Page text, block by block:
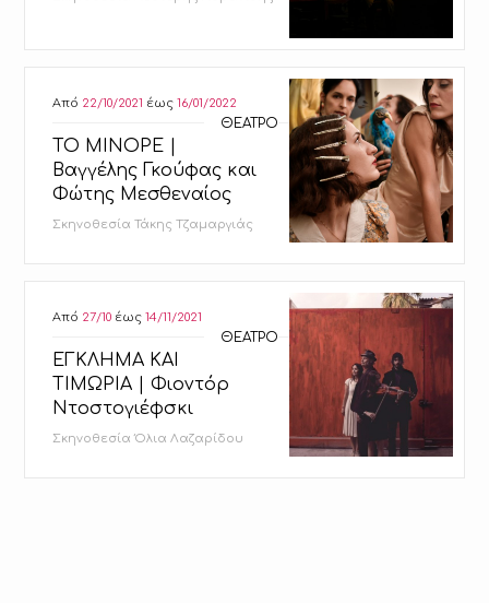
Από 22/10/2021 έως16/01/2022
ΘΕΑΤΡΟ
ΤΟ ΜΙΝΟΡΕ |
Βαγγέλης Γκούφας και
Φώτης Μεσθεναίος
Σκηνοθεσία Τάκης Τζαμαργιάς
Από 27/10 έως14/11/2021
ΘΕΑΤΡΟ
ΕΓΚΛΗΜΑ ΚΑΙ
ΤΙΜΩΡΙΑ | Φιοντόρ
Ντοστογιέφσκι
Σκηνοθεσία Όλια Λαζαρίδου